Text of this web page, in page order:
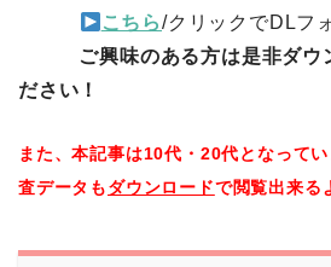
こちら/クリックでDLフ
ご興味のある方は是非ダウン
ださい！
また、本記事は10代・20代となって
査データもダウンロードで閲覧出来る